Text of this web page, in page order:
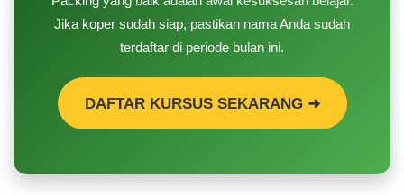
Jika koper sudah siap, pastikan nama Anda sudah
terdaftar di periode bulan ini.
DAFTAR KURSUS SEKARANG ➜